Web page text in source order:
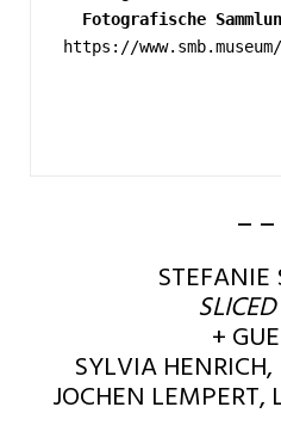
Fotografische
https://
–
STEFANIE
+
SYLVIA
JOCHEN